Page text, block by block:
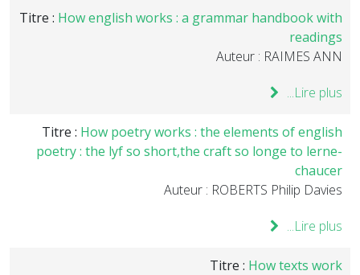
Titre : How english works : a grammar handbook with
readings
Auteur : RAIMES ANN
Lire plus...
Titre : How poetry works : the elements of english
poetry : the lyf so short,the craft so longe to lerne-
chaucer
Auteur : ROBERTS Philip Davies
Lire plus...
Titre : How texts work